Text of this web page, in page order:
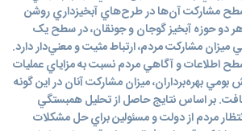
مشارکت آن‌ها در طرح‌هاي آبخيزداري روشن
دو حوزه آبخيز گوجان و جونقان‌، در سطح يک
ميزان مشارکت مردم، ارتباط مثيت و معني‌دار دارد.
سطح اطلاعات و آگاهي مردم نسبت به مزاياي عمليات
بومي بهره‌برداران‌، ميزان مشارکت آنان در اين گونه
بر اساس نتايج حاصل از تحليل همبستگي
مردم از دولت و مسئولين براي حل مشکلات